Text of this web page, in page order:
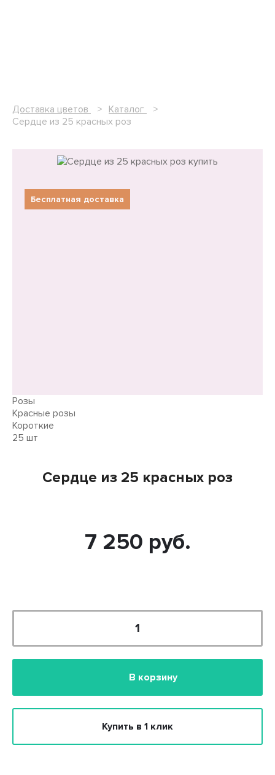
Доставка цветов
Каталог
Сердце из 25 красных роз
Бесплатная доставка
Розы
Красные розы
Короткие
25 шт
Сердце из 25 красных роз
7 250 руб.
В корзину
Купить в 1 клик